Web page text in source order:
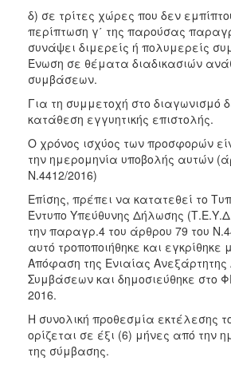
δ) σε τρίτες χώρες που δεν
περίπτωση γ΄ της παρούσας
συνάψει διμερείς ή πολυμερείς
Ένωση σε θέματα διαδικασιών
συμβάσεων.
Για τη συμμετοχή στο διαγωνισμό
κατάθεση εγγυητικής επιστολής.
Ο χρόνος ισχύος των προσφορών
την ημερομηνία υποβολής αυτών
Ν.4412/2016)
Επίσης, πρέπει να κατατεθεί το
Έντυπο Υπεύθυνης Δήλωσης
την παραγρ.4 του άρθρου 79 του
αυτό τροποποιήθηκε και εγκρίθηκε
Απόφαση της Ενιαίας
Συμβάσεων και δημοσιεύθηκε στο
2016.
Η συνολική προθεσμία εκτέλεσης
ορίζεται σε έξι (6) μήνες από την
της σύμβασης.